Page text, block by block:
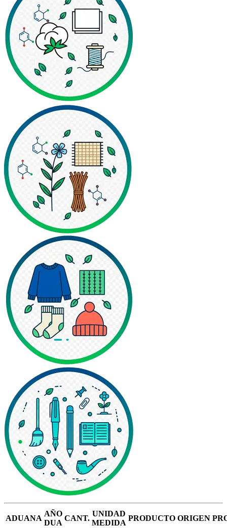
ADUANA
AÑO
DUA
CANT.
UNIDAD
MEDIDA
PRODUCTO ORIGEN